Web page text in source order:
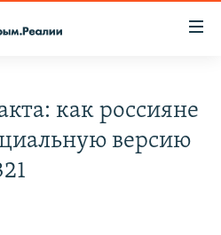
ИСТОРИЙ СОПРОТИВЛЕНИЯ
как россияне
версию